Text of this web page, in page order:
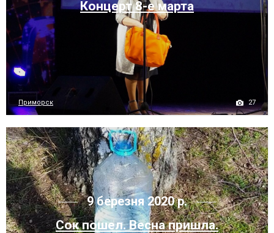
Концерт 8-е марта
Приморск 27
9 березня 2020 р.
Сок пошел. Весна пришла.